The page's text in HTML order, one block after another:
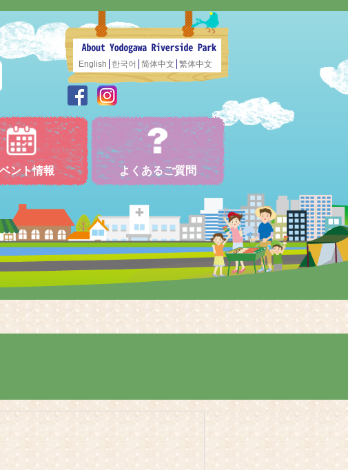
English 한국어 简体中文 繁体中文
ント情報 よくあるご質問